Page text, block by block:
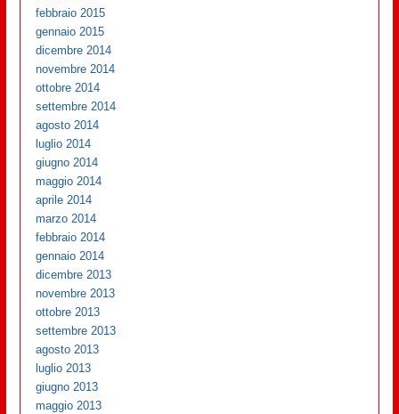
febbraio 2015
gennaio 2015
dicembre 2014
novembre 2014
ottobre 2014
settembre 2014
agosto 2014
luglio 2014
giugno 2014
maggio 2014
aprile 2014
marzo 2014
febbraio 2014
gennaio 2014
dicembre 2013
novembre 2013
ottobre 2013
settembre 2013
agosto 2013
luglio 2013
giugno 2013
maggio 2013